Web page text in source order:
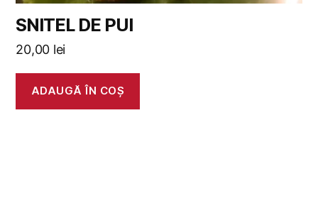
SNITEL DE PUI
20,00 lei
ADAUGĂ ÎN COȘ